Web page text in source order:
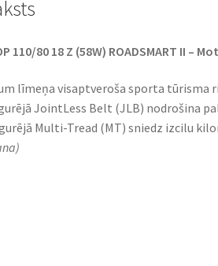
110/80 18 Z (58W) ROADSMART II –
līmeņa visaptveroša sporta tūrisma
JointLess Belt (JLB) nodrošina
Multi-Tread (MT) sniedz izcilu